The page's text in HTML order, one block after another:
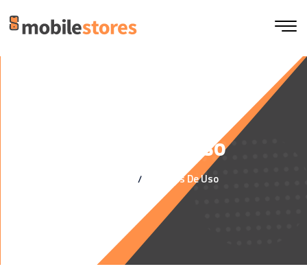
Termos de uso
Termos De Uso